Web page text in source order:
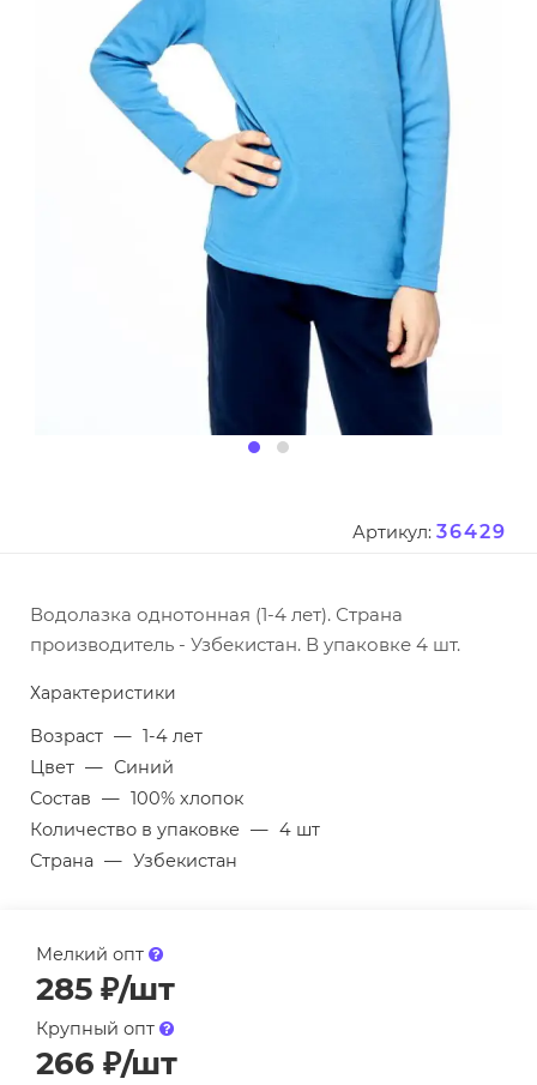
Артикул: 36429
Водолазка однотонная (1-4 лет). Страна
производитель - Узбекистан. В упаковке 4 шт.
Характеристики
Возраст — 1-4 лет
Цвет — Синий
Состав — 100% хлопок
Количество в упаковке — 4 шт
Страна — Узбекистан
Мелкий опт
285 ₽/шт
Крупный опт
266 ₽/шт